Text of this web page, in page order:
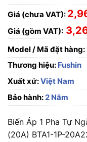
Giá (chưa VAT):
Giá (gồm VAT):
Model / Mã đặt hàng:
Thương hiệu: Fushin
Xuất xứ:Việt Nam
Bảo hành:2 Năm
Biến Áp 1 Pha Tự
(20A) BTA1-1P-